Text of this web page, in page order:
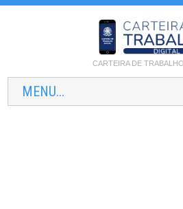
CARTEIRA DE
MENU...